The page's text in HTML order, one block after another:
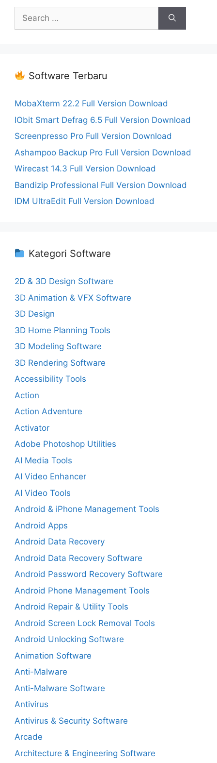
Search
for:
Software Terbaru
MobaXterm 22.2 Full Version Download
IObit Smart Defrag 6.5 Full Version Download
Screenpresso Pro Full Version Download
Ashampoo Backup Pro Full Version Download
Wirecast 14.3 Full Version Download
Bandizip Professional Full Version Download
IDM UltraEdit Full Version Download
Kategori Software
2D & 3D Design Software
3D Animation & VFX Software
3D Design
3D Home Planning Tools
3D Modeling Software
3D Rendering Software
Accessibility Tools
Action
Action Adventure
Activator
Adobe Photoshop Utilities
AI Media Tools
AI Video Enhancer
AI Video Tools
Android & iPhone Management Tools
Android Apps
Android Data Recovery
Android Data Recovery Software
Android Password Recovery Software
Android Phone Management Tools
Android Repair & Utility Tools
Android Screen Lock Removal Tools
Android Unlocking Software
Animation Software
Anti-Malware
Anti-Malware Software
Antivirus
Antivirus & Security Software
Arcade
Architecture & Engineering Software